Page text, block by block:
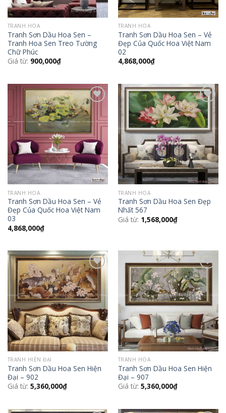
TRANH HOA
Tranh Sơn Dầu Hoa Sen –
Tranh Hoa Sen Treo Tường
Chữ Phúc
Giá từ: 900,000₫
TRANH HOA
Tranh Sơn Dầu Hoa Sen – Vẻ
Đẹp Của Quốc Hoa Việt Nam
02
4,868,000₫
Add to
Wishlist
TRANH HOA
Tranh Sơn Dầu Hoa Sen – Vẻ
Đẹp Của Quốc Hoa Việt Nam
03
4,868,000₫
Add to
Wishlist
TRANH HOA
Tranh Sơn Dầu Hoa Sen Đẹp
Nhất 567
Giá từ: 1,568,000₫
Add to
Wishlist
TRANH HIỆN ĐẠI
Tranh Sơn Dầu Hoa Sen Hiện
Đại – 902
Giá từ: 5,360,000₫
Add to
Wishlist
TRANH HOA
Tranh Sơn Dầu Hoa Sen Hiện
Đại – 907
Giá từ: 5,360,000₫